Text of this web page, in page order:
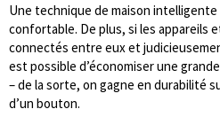
Une technique de maison intelligente
confortable. De plus, si les appareils
connectés entre eux et
est possible d’économiser une
– de la sorte, on gagne en durabilité
d’un bouton.